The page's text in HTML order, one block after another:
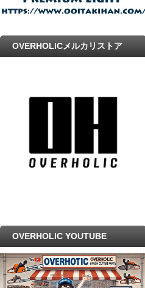
OVERHOLICメルカリストア
OVERHOLIC YOUTUBE